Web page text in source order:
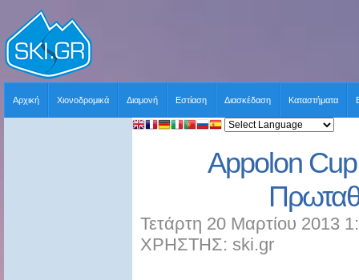
Αρχική Χιονοδρομικά Διαμονή Εστίαση Διασκέδαση Καταστήματα
Appolon
Τετάρτη 20 Μαρτίου 2013
ΧΡΗΣΤΗΣ: ski.gr